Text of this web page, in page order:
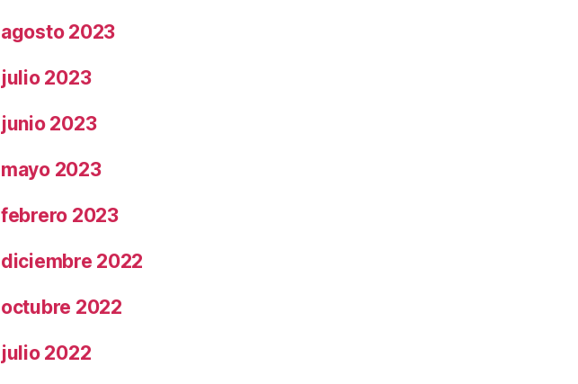
agosto 2023
julio 2023
junio 2023
mayo 2023
febrero 2023
diciembre 2022
octubre 2022
julio 2022